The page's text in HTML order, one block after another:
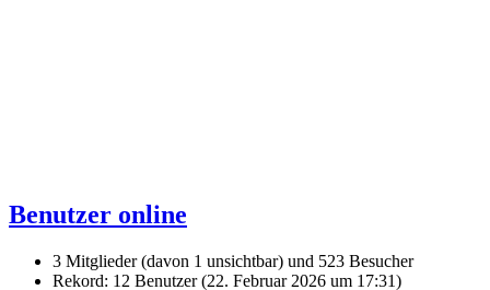
Benutzer online
3 Mitglieder (davon 1 unsichtbar) und 523 Besucher
Rekord: 12 Benutzer (22. Februar 2026 um 17:31)